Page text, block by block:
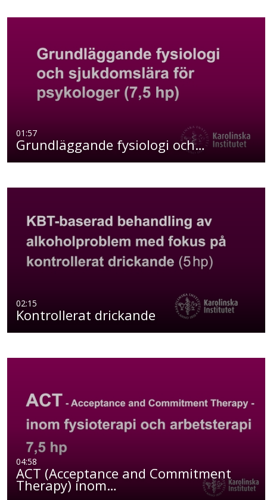
01:57
Grundläggande fysiologi och…
02:15
Kontrollerat drickande
04:58
ACT (Acceptance and Commitment
Therapy) inom…